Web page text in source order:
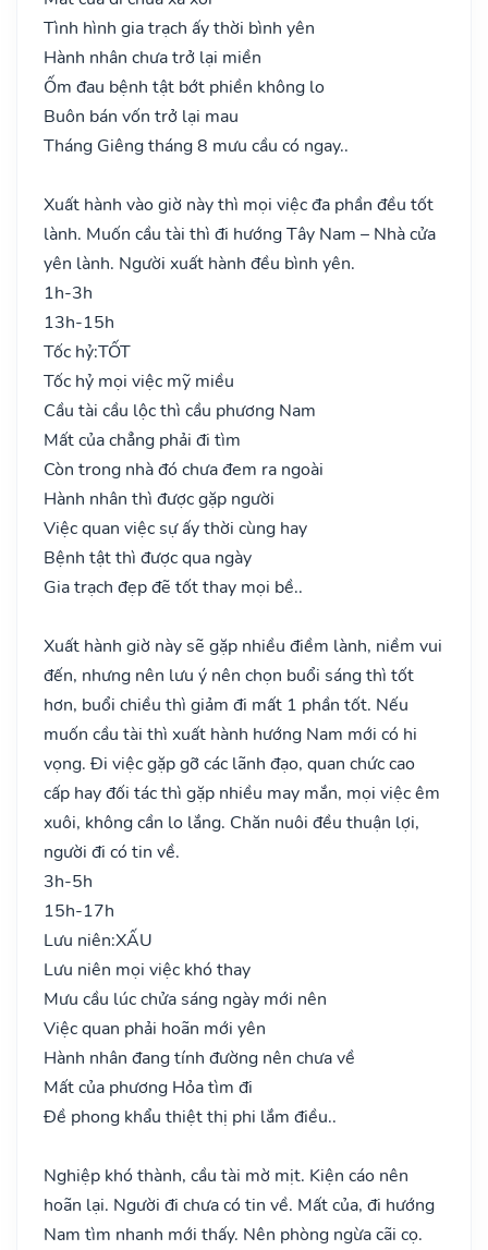
Tình hình gia trạch ấy thời bình yên
Hành nhân chưa trở lại miền
Ốm đau bệnh tật bớt phiền không lo
Buôn bán vốn trở lại mau
Tháng Giêng tháng 8 mưu cầu có ngay..
Xuất hành vào giờ này thì mọi việc đa phần đều tốt
lành. Muốn cầu tài thì đi hướng Tây Nam – Nhà cửa
yên lành. Người xuất hành đều bình yên.
1h-3h
13h-15h
Tốc hỷ:TỐT
Tốc hỷ mọi việc mỹ miều
Cầu tài cầu lộc thì cầu phương Nam
Mất của chẳng phải đi tìm
Còn trong nhà đó chưa đem ra ngoài
Hành nhân thì được gặp người
Việc quan việc sự ấy thời cùng hay
Bệnh tật thì được qua ngày
Gia trạch đẹp đẽ tốt thay mọi bề..
Xuất hành giờ này sẽ gặp nhiều điềm lành, niềm vui
đến, nhưng nên lưu ý nên chọn buổi sáng thì tốt
hơn, buổi chiều thì giảm đi mất 1 phần tốt. Nếu
muốn cầu tài thì xuất hành hướng Nam mới có hi
vọng. Đi việc gặp gỡ các lãnh đạo, quan chức cao
cấp hay đối tác thì gặp nhiều may mắn, mọi việc êm
xuôi, không cần lo lắng. Chăn nuôi đều thuận lợi,
người đi có tin về.
3h-5h
15h-17h
Lưu niên:XẤU
Lưu niên mọi việc khó thay
Mưu cầu lúc chửa sáng ngày mới nên
Việc quan phải hoãn mới yên
Hành nhân đang tính đường nên chưa về
Mất của phương Hỏa tìm đi
Đề phong khẩu thiệt thị phi lắm điều..
Nghiệp khó thành, cầu tài mờ mịt. Kiện cáo nên
hoãn lại. Người đi chưa có tin về. Mất của, đi hướng
Nam tìm nhanh mới thấy. Nên phòng ngừa cãi cọ.